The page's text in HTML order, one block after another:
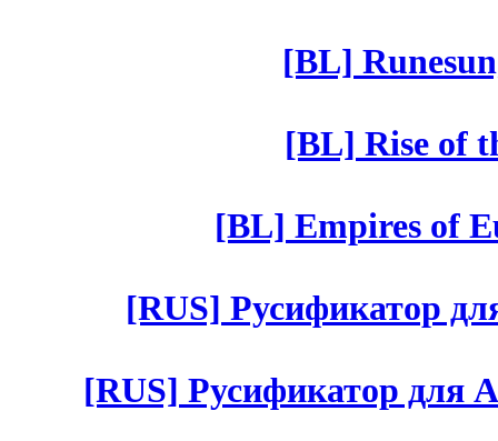
[BL]
[BL] Rise of
[BL] Empires of
[RUS] Русификатор
[RUS] Русификатор для